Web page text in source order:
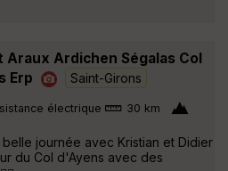
Araux Ardichen Ségalas Col
Erp
Saint-Girons
électrique
30 km
belle journée avec Kristian et Didier
du Col d'Ayens avec des